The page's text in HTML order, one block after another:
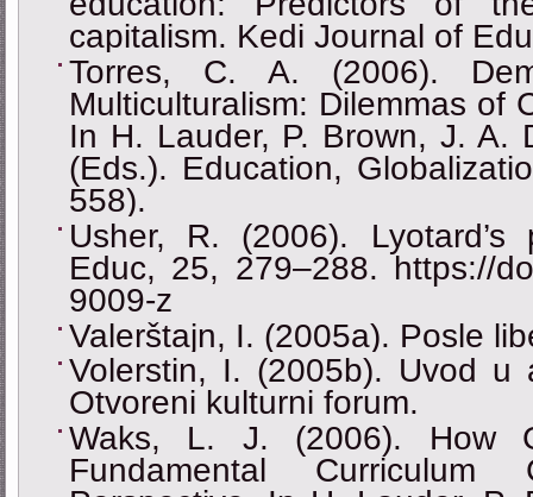
capitalism. Kedi Journal of
Torres, C. A. (2006).
Multiculturalism: Dilemmas of
In H. Lauder, P. Brown, J. A.
(Eds.). Education,
558).
Usher, R. (2006). Lyotard’s
Educ, 25, 279–288. https://
9009-z
Valerštajn, I. (2005a). Posle
Volerstin, I. (2005b). Uvod u
Otvoreni kulturni forum.
Waks, L. J. (2006). How
Fundamental